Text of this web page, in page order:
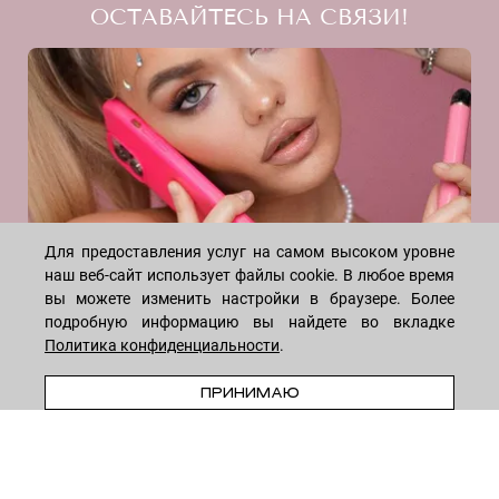
Скидки
Договор оферты
Политика конфиденциальности
Реквизиты
Отзывы
Даю согласие на рекламную рассылку
ОСТАВАЙТЕСЬ НА СВЯЗИ!
TELEGRAM
Для предоставления услуг на самом высоком уровне
наш веб-сайт использует файлы cookie. В любое время
вы можете изменить настройки в браузере. Более
подробную информацию вы найдете во вкладке
Политика конфиденциальности.
ПРИНИМАЮ